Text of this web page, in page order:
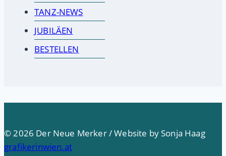
TANZ-NEWS
JUBILÄEN
BESTELLEN
© 2026 Der Neue Merker / Website by Sonja Haag
grafikerinwien.at